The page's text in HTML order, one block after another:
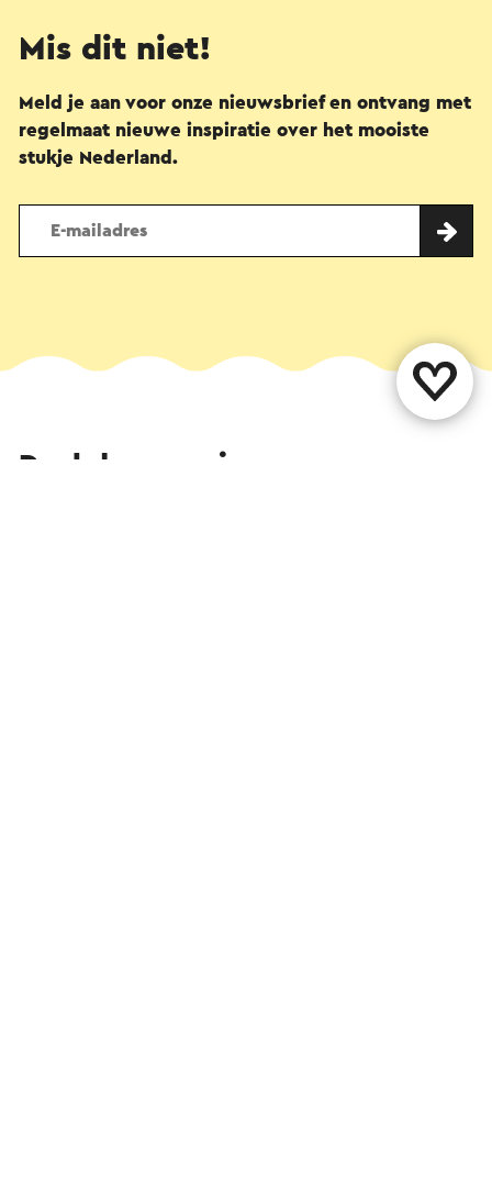
Mis dit niet!
Meld je aan voor onze nieuwsbrief en ontvang met
regelmaat nieuwe inspiratie over het mooiste
stukje Nederland.
Deel deze pagina